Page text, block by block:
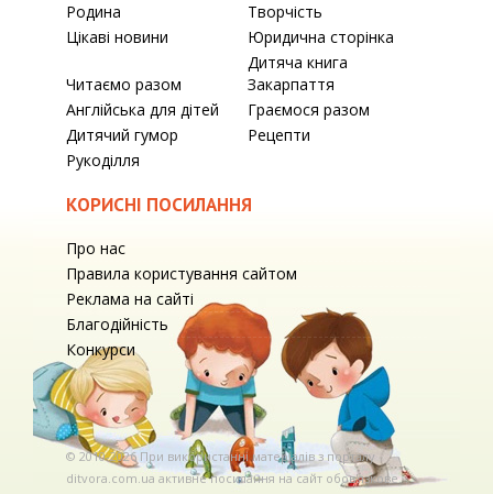
Родина
Творчість
Цікаві новини
Юридична сторінка
Читаємо разом
Дитяча книга
Закарпаття
Англійська для дітей
Граємося разом
Дитячий гумор
Рецепти
Рукоділля
КОРИСНІ ПОСИЛАННЯ
Про нас
Правила користування сайтом
Реклама на сайті
Благодійність
Конкурси
© 2010-2026 При використаннi матерiалiв з порталу
ditvora.com.ua активне посилання на сайт обов'язкове. .